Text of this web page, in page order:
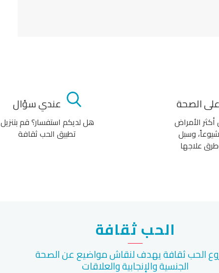
الصحة
الأمراض
وسبل
علاجها
عندي سؤال
هل لديكم استفسار؟ قم بتنزيل
تطبيق الحب ثقافة
الحب ثقافة
الحب ثقافة يهدف لنقاش مواضيع عن الصحة
الجنسية والإنجابية والعلاقات